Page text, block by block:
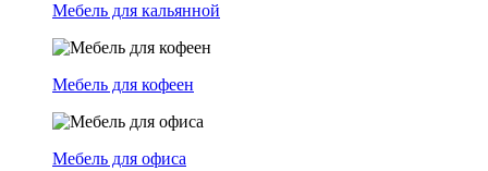
Мебель для кальянной
Мебель для кофеен
Мебель для офиса